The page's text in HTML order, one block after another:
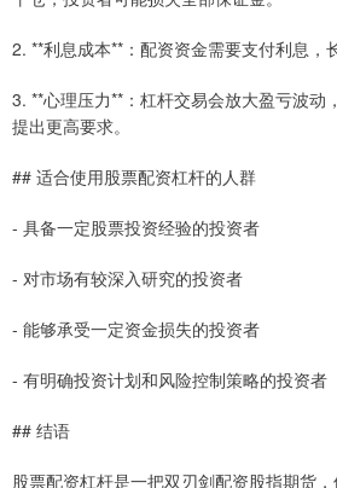
2. **利息成本**：配资资金需要支付利息，
3. **心理压力**：杠杆交易会放大盈亏波动
提出更高要求。
## 适合使用股票配资杠杆的人群
- 具备一定股票投资经验的投资者
- 对市场有较深入研究的投资者
- 能够承受一定资金损失的投资者
- 有明确投资计划和风险控制策略的投资者
## 结语
股票配资杠杆是一把双刃剑配资股指期货